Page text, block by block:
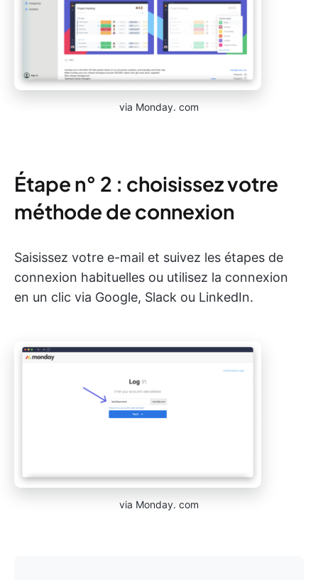
via Monday. com
Étape n° 2 : choisissez votre
méthode de connexion
Saisissez votre e-mail et suivez les étapes de
connexion habituelles ou utilisez la connexion
en un clic via Google, Slack ou LinkedIn.
via Monday. com